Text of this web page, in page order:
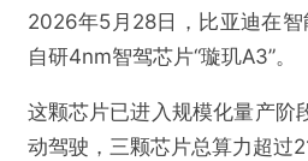
2026年5月28日，比亚迪在
自研4nm智驾芯片“璇玑A3”。
这颗芯片已进入规模化量产阶
动驾驶，三颗芯片总算力超过